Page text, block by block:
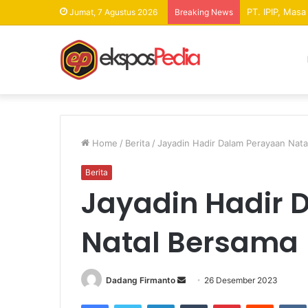
Jumat, 7 Agustus 2026 Breaking News PT. IPIP,
Home / Berita / Jayadin Hadir Dalam Perayaan
Berita
Jayadin Hadir
Natal Bersama
Dadang Firmanto 26 Desember 2023